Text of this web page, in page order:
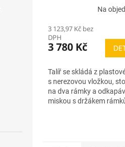
Na
3 123,97 Kč bez
DPH
3 780 Kč
Talíř se skládá z
s nerezovou vložkou,
na dva rámky a
miskou s držákem